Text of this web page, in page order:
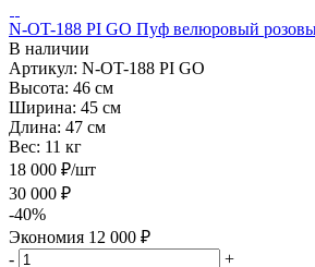
N-OT-188 PI GO Пуф велюровый
В наличии
Артикул: N-OT-188 PI GO
Высота: 46 см
Ширина: 45 см
Длина: 47 см
Вес: 11 кг
18 000 ₽/шт
30 000 ₽
-40%
Экономия 12 000 ₽
-
+